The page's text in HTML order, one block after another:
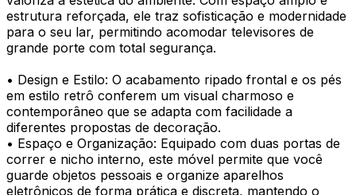
estrutura reforçada, ele traz sofisticação e modernidade
para o seu lar, permitindo acomodar televisores de
grande porte com total segurança.
• Design e Estilo: O acabamento ripado frontal e os pés
em estilo retrô conferem um visual charmoso e
contemporâneo que se adapta com facilidade a
diferentes propostas de decoração.
• Espaço e Organização: Equipado com duas portas de
correr e nicho interno, este móvel permite que você
guarde objetos pessoais e organize aparelhos
eletrônicos de forma prática e discreta, mantendo o